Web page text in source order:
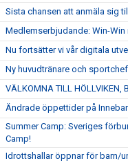
Sista chansen att anmäla sig
Medlemserbjudande: Win-Win
Nu fortsätter vi vår digitala
Ny huvudtränare och
VÄLKOMNA TILL HÖLLVIKEN,
Ändrade öppettider på
Summer Camp: Sveriges
Camp!
Idrottshallar öppnar för barn/